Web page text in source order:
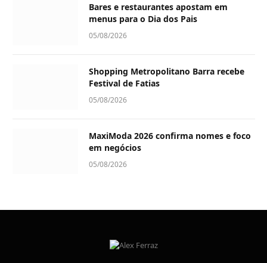
Bares e restaurantes apostam em
menus para o Dia dos Pais
05/08/2026
Shopping Metropolitano Barra recebe
Festival de Fatias
05/08/2026
MaxiModa 2026 confirma nomes e foco
em negócios
05/08/2026